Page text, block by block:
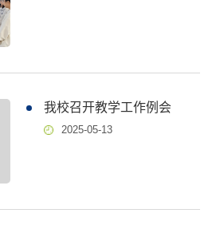
我校召开教学工作例会
2025-05-13